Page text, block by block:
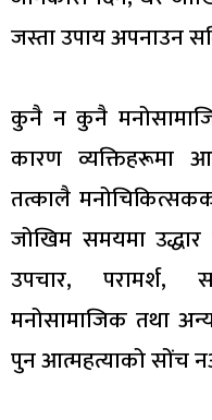
जस्ता उपाय अपनाउन
कुनै न कुनै
कारण व्यक्तिहरूमा
तत्कालै
जोखिम समयमा
उपचार, परामर्श,
मनोसामाजिक तथा
पुन आत्महत्याको सोंच